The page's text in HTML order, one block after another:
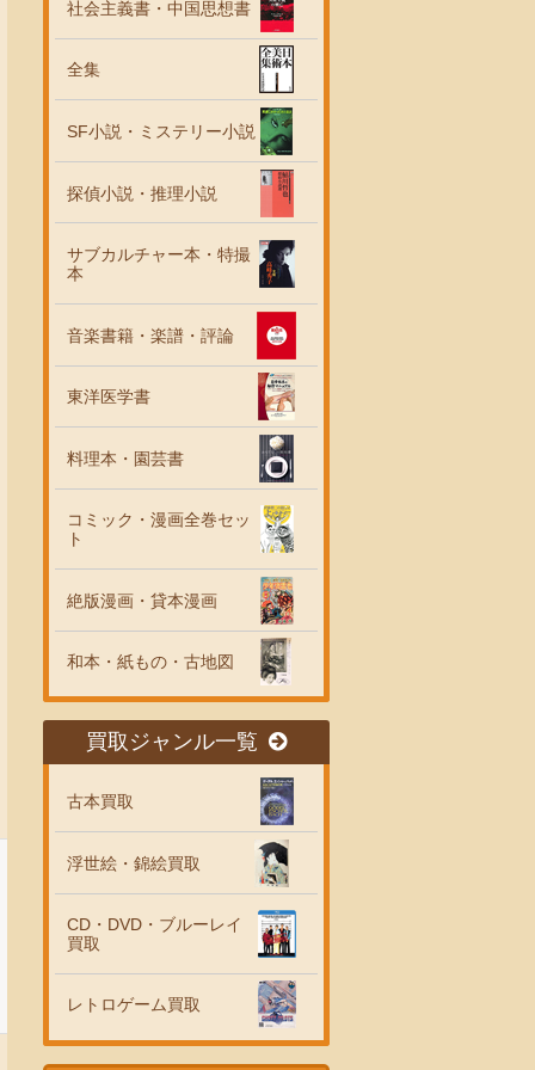
社会主義書・中国思想書
全集
SF小説・ミステリー小説
探偵小説・推理小説
サブカルチャー本・特撮
本
音楽書籍・楽譜・評論
東洋医学書
料理本・園芸書
コミック・漫画全巻セッ
ト
絶版漫画・貸本漫画
和本・紙もの・古地図
買取ジャンル一覧
古本買取
浮世絵・錦絵買取
CD・DVD・ブルーレイ
買取
レトロゲーム買取